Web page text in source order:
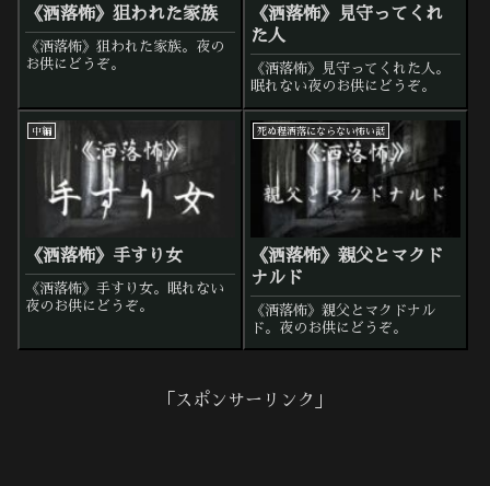
《洒落怖》狙われた家族
《洒落怖》狙われた家族。夜の
お供にどうぞ。
《洒落怖》見守ってくれ
た人
《洒落怖》見守ってくれた人。
眠れない夜のお供にどうぞ。
中編
《洒落怖》手すり女
《洒落怖》手すり女。眠れない
夜のお供にどうぞ。
死ぬ程洒落にならない怖い話
《洒落怖》親父とマクド
ナルド
《洒落怖》親父とマクドナル
ド。夜のお供にどうぞ。
「スポンサーリンク」